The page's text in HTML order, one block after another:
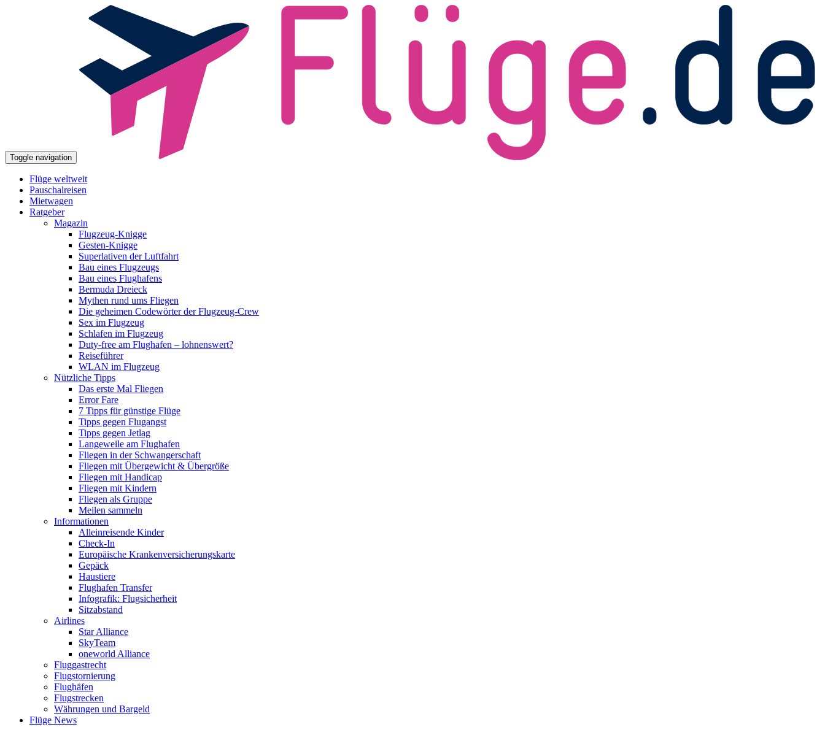
Toggle navigation
Flüge weltweit
Pauschalreisen
Mietwagen
Ratgeber
Magazin
Flugzeug-Knigge
Gesten-Knigge
Superlativen der Luftfahrt
Bau eines Flugzeugs
Bau eines Flughafens
Bermuda Dreieck
Mythen rund ums Fliegen
Die geheimen Codewörter der Flugzeug-Crew
Sex im Flugzeug
Schlafen im Flugzeug
Duty-free am Flughafen – lohnenswert?
Reiseführer
WLAN im Flugzeug
Nützliche Tipps
Das erste Mal Fliegen
Error Fare
7 Tipps für günstige Flüge
Tipps gegen Flugangst
Tipps gegen Jetlag
Langeweile am Flughafen
Fliegen in der Schwangerschaft
Fliegen mit Übergewicht & Übergröße
Fliegen mit Handicap
Fliegen mit Kindern
Fliegen als Gruppe
Meilen sammeln
Informationen
Alleinreisende Kinder
Check-In
Europäische Krankenversicherungskarte
Gepäck
Haustiere
Flughafen Transfer
Infografik: Flugsicherheit
Sitzabstand
Airlines
Star Alliance
SkyTeam
oneworld Alliance
Fluggastrecht
Flugstornierung
Flughäfen
Flugstrecken
Währungen und Bargeld
Flüge News